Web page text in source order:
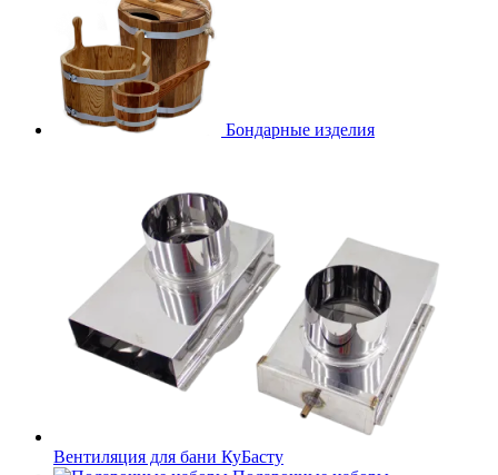
Бондарные изделия
Вентиляция для бани КуБасту